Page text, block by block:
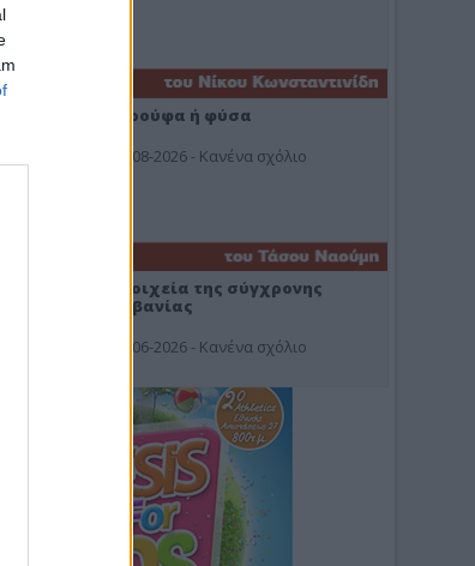
Ή ρούφα ή φύσα
03-08-2026 - Κανένα σχόλιο
Στοιχεία της σύγχρονης
Αλβανίας
19-06-2026 - Κανένα σχόλιο